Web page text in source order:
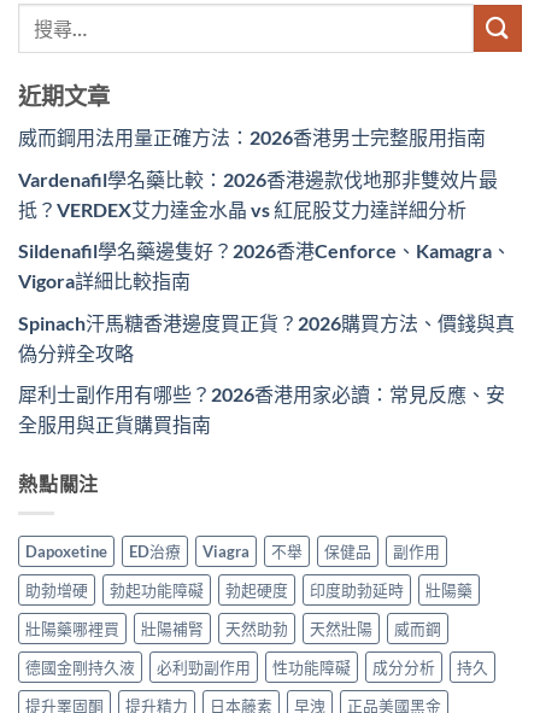
近期文章
威而鋼用法用量正確方法：2026香港男士完整服用指南
Vardenafil學名藥比較：2026香港邊款伐地那非雙效片最
抵？VERDEX艾力達金水晶 vs 紅屁股艾力達詳細分析
Sildenafil學名藥邊隻好？2026香港Cenforce、Kamagra、
Vigora詳細比較指南
Spinach汗馬糖香港邊度買正貨？2026購買方法、價錢與真
偽分辨全攻略
犀利士副作用有哪些？2026香港用家必讀：常見反應、安
全服用與正貨購買指南
熱點關注
Dapoxetine ED治療 Viagra 不舉 保健品
副作用
助勃增硬
勃起功能障礙 勃起硬度 印度助勃延時
壯陽藥
壯陽藥哪裡買
壯陽補腎 天然助勃 天然壯陽
威而鋼
德國金剛持久液
必利勁副作用 性功能障礙 成分分析
持久
提升睪固酮
提升精力 日本藤素 早洩 正品美國黑金